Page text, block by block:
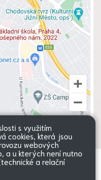
Web školy
s využitím
cookies, která jsou
webových
a u kterých není nutno
a relační